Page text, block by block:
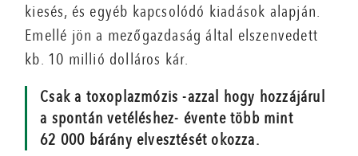
kiesés, és egyéb kapcsolódó kiadások alapján.
Emellé jön a mezőgazdaság által elszenvedett
kb. 10 millió dolláros kár.
Csak a toxoplazmózis -azzal hogy hozzájárul
a spontán vetéléshez- évente több mint
62 000 bárány elvesztését okozza.